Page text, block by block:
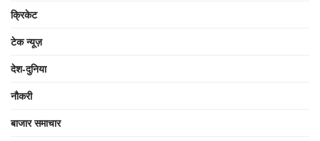
क्रिकेट
टेक न्यूज़
देश-दुनिया
नौकरी
बाजार समाचार